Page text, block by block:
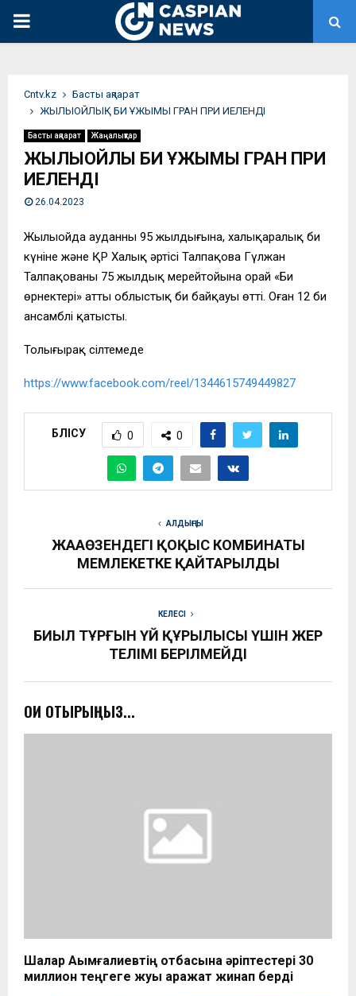
PRIMARY
Сntv.kz
Басты ақпарат
ЖЫЛЫОЙЛЫҚ БИ ҰЖЫМЫ ГРАН ПРИ ИЕЛЕНДІ
Басты ақпарат Жаңалықтар
ЖЫЛЫОЙЛЫҚ БИ ҰЖЫМЫ ГРАН ПРИ
ИЕЛЕНДІ
26.04.2023
Жылыойда ауданның 95 жылдығына, халықаралық би
күніне және ҚР Халық әртісі Талпақова Гүлжан
Талпақованың 75 жылдық мерейтойына орай «Би
өрнектері» атты облыстық би байқауы өтті. Оған 12 би
ансамблі қатысты.
Толығырақ сілтемеде
https://www.facebook.com/reel/1344615749449827
БӨЛІСУ 0 0
АЛДЫҢҒЫ
ЖАҢАӨЗЕНДЕГІ ҚОҚЫС КОМБИНАТЫ
МЕМЛЕКЕТКЕ ҚАЙТАРЫЛДЫ
КЕЛЕСІ
БИЫЛ ТҰРҒЫН ҮЙ ҚҰРЫЛЫСЫ ҮШІН ЖЕР
ТЕЛІМІ БЕРІЛМЕЙДІ
ОҚИ ОТЫРЫҢЫЗ...
Шалқар Ақымғалиевтің отбасына әріптестері 30
миллион теңгеге жуық қаражат жинап берді